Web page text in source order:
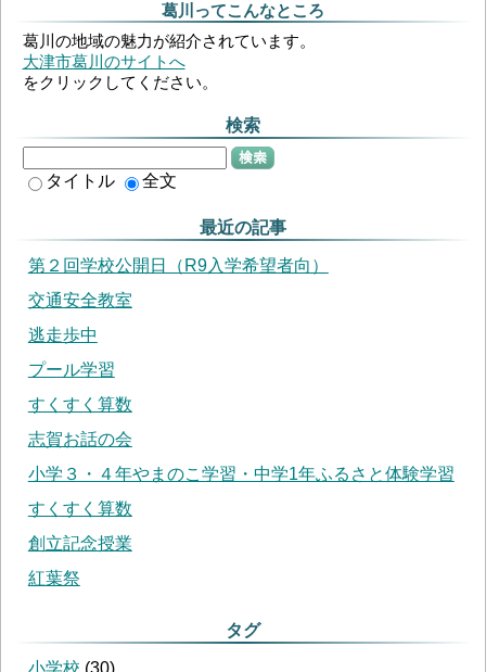
葛川ってこんなところ
葛川の地域の魅力が紹介されています。
大津市葛川のサイトへ
をクリックしてください。
検索
検索
タイトル 全文
最近の記事
第２回学校公開日（R9入学希望者向）
交通安全教室
逃走歩中
プール学習
すくすく算数
志賀お話の会
小学３・４年やまのこ学習・中学1年ふるさと体験学習
すくすく算数
創立記念授業
紅葉祭
タグ